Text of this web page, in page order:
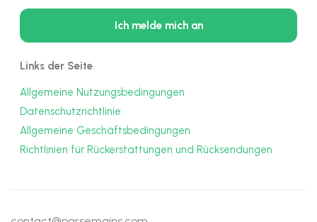
Links der Seite
Allgemeine Nutzungsbedingungen
Datenschutzrichtlinie
Allgemeine Geschäftsbedingungen
Richtlinien für Rückerstattungen und Rücksendungen